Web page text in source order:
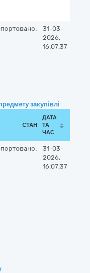
31-03-
2026,
16:07:37
закупівлі
СТАН
ДАТА
ТА
ЧАС
31-03-
2026,
16:07:37